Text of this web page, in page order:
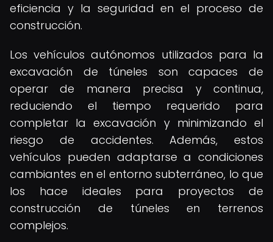
eficiencia y la seguridad en el proceso de
construcción.
Los vehículos autónomos utilizados para la
excavación de túneles son capaces de
operar de manera precisa y continua,
reduciendo el tiempo requerido para
completar la excavación y minimizando el
riesgo de accidentes. Además, estos
vehículos pueden adaptarse a condiciones
cambiantes en el entorno subterráneo, lo que
los hace ideales para proyectos de
construcción de túneles en terrenos
complejos.